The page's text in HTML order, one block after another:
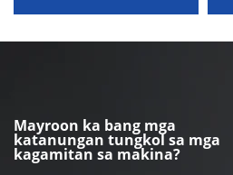
ang Malaking Travel
Mayroon ka bang mga
katanungan tungkol sa mga
kagamitan sa makina?